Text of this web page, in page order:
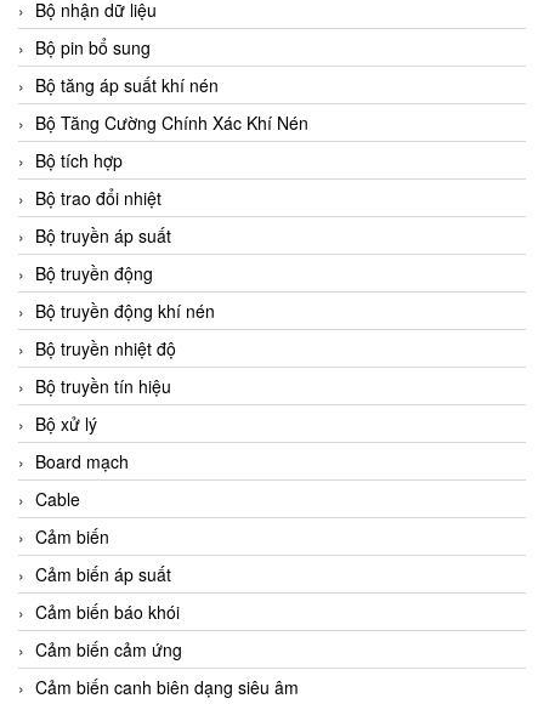
Bộ nhận dữ liệu
Bộ pin bổ sung
Bộ tăng áp suất khí nén
Bộ Tăng Cường Chính Xác Khí Nén
Bộ tích hợp
Bộ trao đổi nhiệt
Bộ truyền áp suất
Bộ truyền động
Bộ truyền động khí nén
Bộ truyền nhiệt độ
Bộ truyền tín hiệu
Bộ xử lý
Board mạch
Cable
Cảm biến
Cảm biến áp suất
Cảm biến báo khói
Cảm biến cảm ứng
Cảm biến canh biên dạng siêu âm